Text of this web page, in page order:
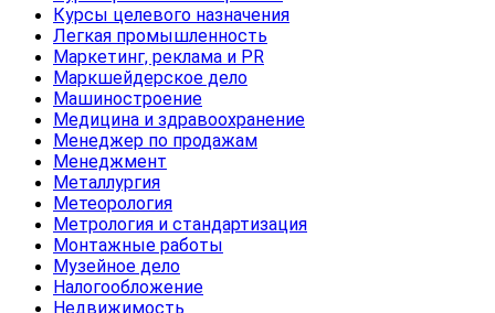
Курсы целевого назначения
Легкая промышленность
Маркетинг, реклама и PR
Маркшейдерское дело
Машиностроение
Медицина и здравоохранение
Менеджер по продажам
Менеджмент
Металлургия
Метеорология
Метрология и стандартизация
Монтажные работы
Музейное дело
Налогообложение
Недвижимость